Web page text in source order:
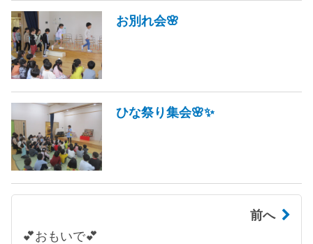
お別れ会🌸
ひな祭り集会🌸✨
前へ
💕おもいで💕